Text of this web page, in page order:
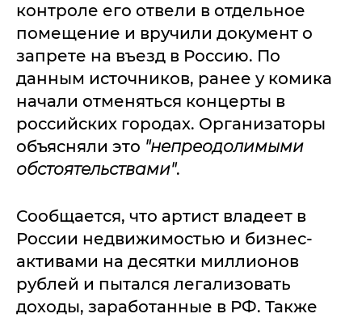
контроле его отвели в отдельное
помещение и вручили документ о
запрете на въезд в Россию. По
данным источников, ранее у комика
начали отменяться концерты в
российских городах. Организаторы
объясняли это "непреодолимыми
обстоятельствами".
Сообщается, что артист владеет в
России недвижимостью и бизнес-
активами на десятки миллионов
рублей и пытался легализовать
доходы, заработанные в РФ. Также